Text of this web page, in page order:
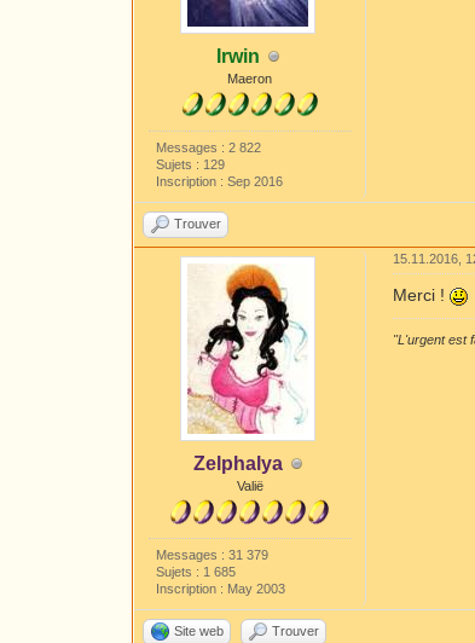
Irwin
Maeron
Messages : 2 822
Sujets : 129
Inscription : Sep 2016
Trouver
Zelphalya
Valië
Messages : 31 379
Sujets : 1 685
Inscription : May 2003
15.11.2016,
Merci !
"L'urgent est
Site web Trouver